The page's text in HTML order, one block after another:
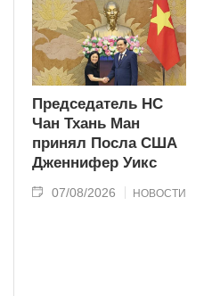
Председатель НС
Чан Тхань Ман
принял Посла США
Дженнифер Уикс
07/08/2026 НОВОСТИ